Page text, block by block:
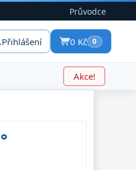
Průvodce
Přihlášení 0 Kč 0
Akce!